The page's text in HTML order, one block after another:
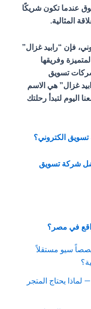
تكون شريكًا
المثالية.
فإن “رابيد غزال”
وفريقها
تسويق
غزال” هي الاسم
لتبدأ رحلتك
الكتروني؟
شركة تسويق
سيو مستقلاً
يحتاج المتجر